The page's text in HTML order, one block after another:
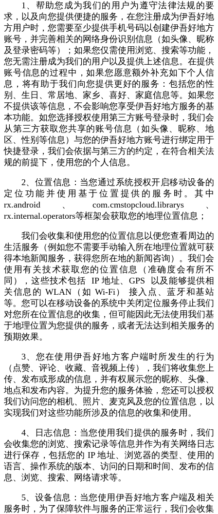
1、帮助您成为我们的用户为遵守法律法规的要
求，以及向您提供便捷的服务，在您注册成为伊吾好地
方用户时，您需要至少提供手机号码以创建伊吾好地方
账号，并完善相关的网络身份识别信息（如头像、昵称
及登录密码等）；如果您仅需使用浏览、搜索等功能，
您无需注册成为我们的用户以及提供上述信息。在提供
账号信息的过程中，如果您愿意额外补充如下个人信
息，将有助于我们向您提供更好的服务：包括您的性
别、生日、常居地、家乡、喜好、家庭信息等。如果您
不提供该等信息，不会影响您享受伊吾好地方服务的基
本功能。如您选择授权使用第三方账号登录时，我们会
从第三方获取您共享的账号信息（如头像、昵称、地
区、性别等信息）与您的伊吾好地方账号进行绑定用于
快捷登录，我们会依据与第三方的约定，在符合相关法
规的前提下，使用您的个人信息。
2、位置信息：当您通过系统授权开启移动设备的
定位功能并使用基于位置提供的服务时。其中
rx.android、com.cmstopcloud.librarys、
rx.internal.operators等框架会获取您的地理位置信息；
我们会收集和使用您的位置信息以便您查看周边的
生活服务（例如您不需要手动输入所在地理位置就可获
得本地新闻服务，获得您所在地的新闻咨询）。我们会
使用有关技术获取您的位置信息（准确度会有所不
同），这些技术包括 IP 地址、GPS 以及能够提供相
关信息的 WLAN（如 Wi-Fi） 接入点、蓝牙和基站
等。您可以在移动设备的系统中关闭定位服务停止我们
对您所在位置信息的收集，但可能因此无法使用我们基
于地理位置为您提供的服务，或者无法达到相关服务的
预期效果。
3、您在使用伊吾好地方客户端时所发生的行为
（点赞、评论、收藏、音视频上传），我们将收集您上
传、发布或形成的信息，并有权展示您的昵称、头像、
地点和发布内容。为提升您的服务体验，您还可以授权
我们访问您的相机、照片、麦克风及您的位置信息，以
实现我们对这些功能所涉及的信息的收集和使用。
4、日志信息：当您使用我们提供的服务时，我们
会收集您的浏览、搜索记录等信息并作为有关网络日志
进行保存，包括您的 IP 地址、浏览器的类型、使用的
语言、操作系统的版本、访问的日期和时间、发布的信
息、浏览、搜索、网络请求等。
5、设备信息：当您使用伊吾好地方客户端及相关
服务时，为了保障软件与服务的正常运行，我们会收集